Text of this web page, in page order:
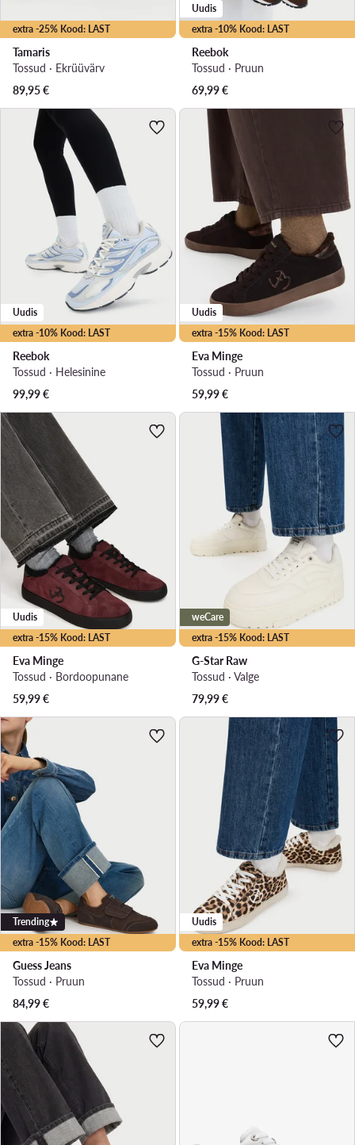
extra -25% Kood: LAST
Tamaris
Tossud · Ekrüüvärv
89,95€
extra -10% Kood: LAST
Uudis
Reebok
Tossud · Pruun
69,99€
extra -10% Kood: LAST
Uudis
Reebok
Tossud · Helesinine
99,99€
extra -15% Kood: LAST
Uudis
Eva Minge
Tossud · Pruun
59,99€
extra -15% Kood: LAST
Uudis
Eva Minge
Tossud · Bordoopunane
59,99€
extra -15% Kood: LAST
weCare
G-Star Raw
Tossud · Valge
79,99€
extra -15% Kood: LAST
Trending
Guess Jeans
Tossud · Pruun
84,99€
extra -15% Kood: LAST
Uudis
Eva Minge
Tossud · Pruun
59,99€